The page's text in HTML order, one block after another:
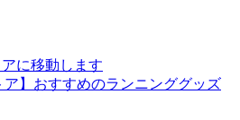
に移動します
ア】おすすめのランニンググッズ